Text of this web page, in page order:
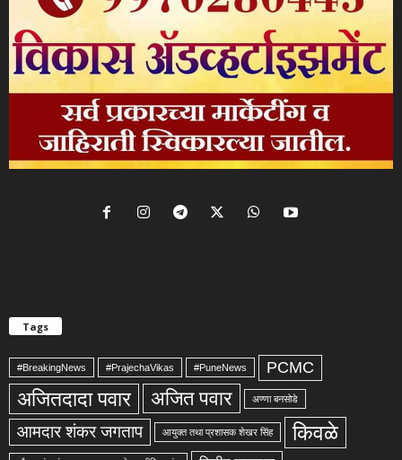
Tags
#BreakingNews #PrajechaVikas #PuneNews PCMC
अजितदादा पवार अजित पवार अण्णा बनसोडे
आमदार शंकर जगताप आयुक्त तथा प्रशासक शेखर सिंह किवळे